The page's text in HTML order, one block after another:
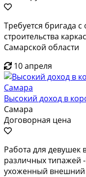
Требуется бригада
строительства
Самарской области
10 апреля
Высокий доход в
Самара
Договорная цена
Работа для
различных типажей -
ухоженный внешний